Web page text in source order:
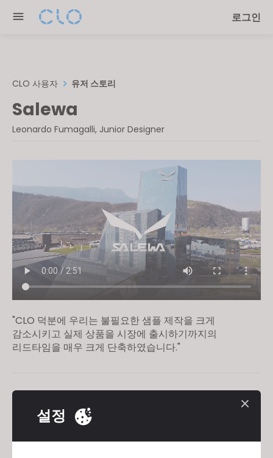
note:
accessibility
system.
로그인
CLO 사용자 유저 스토리
Salewa
Leonardo Fumagalli, Junior Designer
"CLO 덕분에 우리는 불필요한 샘플 제작을 크게
감소시키고 실제 상품을 시장에 출시하기까지의
리드타임을 매우 크게 단축하였습니다."
다음 BMB Manifattura Borse Firenze
설정